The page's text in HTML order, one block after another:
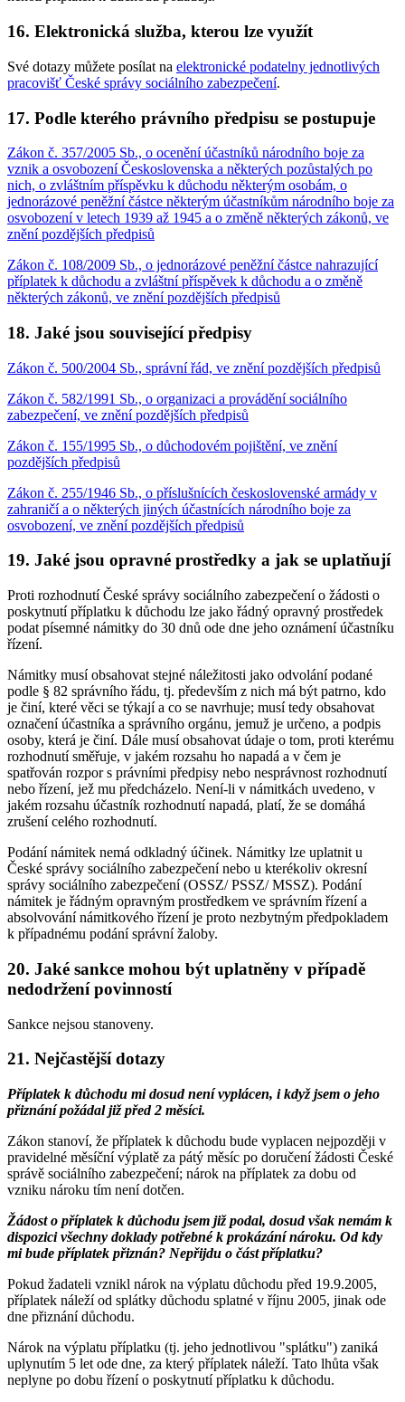
16. Elektronická služba, kterou lze využít
Své dotazy můžete posílat na elektronické podatelny jednotlivých
pracovišť České správy sociálního zabezpečení.
17. Podle kterého právního předpisu se postupuje
Zákon č. 357/2005 Sb., o ocenění účastníků národního boje za
vznik a osvobození Československa a některých pozůstalých po
nich, o zvláštním příspěvku k důchodu některým osobám, o
jednorázové peněžní částce některým účastníkům národního boje za
osvobození v letech 1939 až 1945 a o změně některých zákonů, ve
znění pozdějších předpisů
Zákon č. 108/2009 Sb., o jednorázové peněžní částce nahrazující
příplatek k důchodu a zvláštní příspěvek k důchodu a o změně
některých zákonů, ve znění pozdějších předpisů
18. Jaké jsou související předpisy
Zákon č. 500/2004 Sb., správní řád, ve znění pozdějších předpisů
Zákon č. 582/1991 Sb., o organizaci a provádění sociálního
zabezpečení, ve znění pozdějších předpisů
Zákon č. 155/1995 Sb., o důchodovém pojištění, ve znění
pozdějších předpisů
Zákon č. 255/1946 Sb., o příslušnících československé armády v
zahraničí a o některých jiných účastnících národního boje za
osvobození, ve znění pozdějších předpisů
19. Jaké jsou opravné prostředky a jak se uplatňují
Proti rozhodnutí České správy sociálního zabezpečení o žádosti o
poskytnutí příplatku k důchodu lze jako řádný opravný prostředek
podat písemné námitky do 30 dnů ode dne jeho oznámení účastníku
řízení.
Námitky musí obsahovat stejné náležitosti jako odvolání podané
podle § 82 správního řádu, tj. především z nich má být patrno, kdo
je činí, které věci se týkají a co se navrhuje; musí tedy obsahovat
označení účastníka a správního orgánu, jemuž je určeno, a podpis
osoby, která je činí. Dále musí obsahovat údaje o tom, proti kterému
rozhodnutí směřuje, v jakém rozsahu ho napadá a v čem je
spatřován rozpor s právními předpisy nebo nesprávnost rozhodnutí
nebo řízení, jež mu předcházelo. Není-li v námitkách uvedeno, v
jakém rozsahu účastník rozhodnutí napadá, platí, že se domáhá
zrušení celého rozhodnutí.
Podání námitek nemá odkladný účinek. Námitky lze uplatnit u
České správy sociálního zabezpečení nebo u kterékoliv okresní
správy sociálního zabezpečení (OSSZ/ PSSZ/ MSSZ). Podání
námitek je řádným opravným prostředkem ve správním řízení a
absolvování námitkového řízení je proto nezbytným předpokladem
k případnému podání správní žaloby.
20. Jaké sankce mohou být uplatněny v případě
nedodržení povinností
Sankce nejsou stanoveny.
21. Nejčastější dotazy
Příplatek k důchodu mi dosud není vyplácen, i když jsem o jeho
přiznání požádal již před 2 měsíci.
Zákon stanoví, že příplatek k důchodu bude vyplacen nejpozději v
pravidelné měsíční výplatě za pátý měsíc po doručení žádosti České
správě sociálního zabezpečení; nárok na příplatek za dobu od
vzniku nároku tím není dotčen.
Žádost o příplatek k důchodu jsem již podal, dosud však nemám k
dispozici všechny doklady potřebné k prokázání nároku. Od kdy
mi bude příplatek přiznán? Nepřijdu o část příplatku?
Pokud žadateli vznikl nárok na výplatu důchodu před 19.9.2005,
příplatek náleží od splátky důchodu splatné v říjnu 2005, jinak ode
dne přiznání důchodu.
Nárok na výplatu příplatku (tj. jeho jednotlivou "splátku") zaniká
uplynutím 5 let ode dne, za který příplatek náleží. Tato lhůta však
neplyne po dobu řízení o poskytnutí příplatku k důchodu.